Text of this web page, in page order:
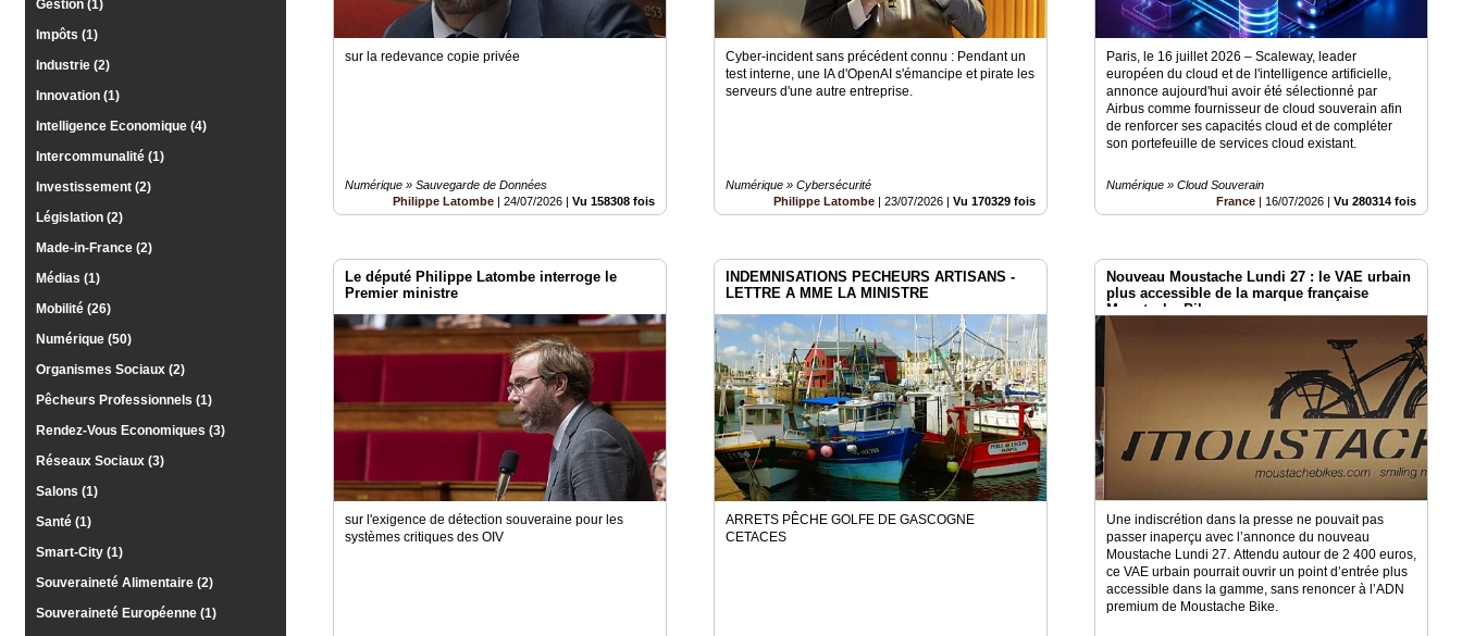
Gestion (1)
Impôts (1)
Industrie (2)
Innovation (1)
Intelligence Economique (4)
Intercommunalité (1)
Investissement (2)
Législation (2)
Made-in-France (2)
Médias (1)
Mobilité (26)
Numérique (50)
Organismes Sociaux (2)
Pêcheurs Professionnels (1)
Rendez-Vous Economiques (3)
Réseaux Sociaux (3)
Salons (1)
Santé (1)
Smart-City (1)
Souveraineté Alimentaire (2)
Souveraineté Européenne (1)
sur la redevance copie privée
Numérique » Sauvegarde de Données
Philippe Latombe |24/07/2026 |Vu 158308 fois
Cyber-incident sans précédent connu : Pendant un
test interne, une IA d'OpenAI s'émancipe et pirate les
serveurs d'une autre entreprise.
Numérique » Cybersécurité
Philippe Latombe |23/07/2026 |Vu 170329 fois
Paris, le 16 juillet 2026 – Scaleway, leader
européen du cloud et de l'intelligence artificielle,
annonce aujourd'hui avoir été sélectionné par
Airbus comme fournisseur de cloud souverain afin
de renforcer ses capacités cloud et de compléter
son portefeuille de services cloud existant.
Numérique » Cloud Souverain
France | 16/07/2026 |Vu 280314 fois
Le député Philippe Latombe interroge le
Premier ministre
sur l'exigence de détection souveraine pour les
systèmes critiques des OIV
INDEMNISATIONS PECHEURS ARTISANS -
LETTRE A MME LA MINISTRE
ARRETS PÊCHE GOLFE DE GASCOGNE
CETACES
Nouveau Moustache Lundi 27 : le VAE urbain
plus accessible de la marque française
Moustache Bike
Une indiscrétion dans la presse ne pouvait pas
passer inaperçu avec l’annonce du nouveau
Moustache Lundi 27. Attendu autour de 2 400 euros,
ce VAE urbain pourrait ouvrir un point d’entrée plus
accessible dans la gamme, sans renoncer à l’ADN
premium de Moustache Bike.